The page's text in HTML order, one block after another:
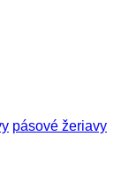
pásové žeriavy